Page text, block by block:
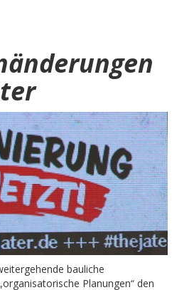
bauliche
Planungen“ den